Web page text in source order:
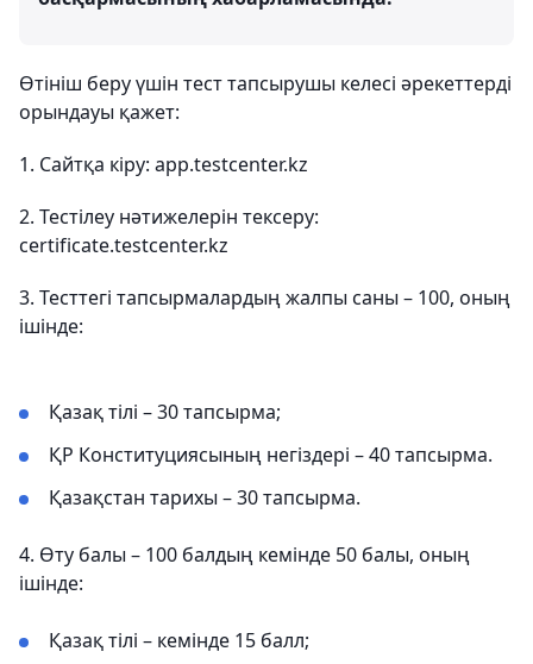
Өтініш беру үшін тест тапсырушы келесі әрекеттерді
орындауы қажет:
1. Сайтқа кіру: app.testcenter.kz
2. Тестілеу нәтижелерін тексеру:
certificate.testcenter.kz
3. Тесттегі тапсырмалардың жалпы саны – 100, оның
ішінде:
Қазақ тілі – 30 тапсырма;
ҚР Конституциясының негіздері – 40 тапсырма.
Қазақстан тарихы – 30 тапсырма.
4. Өту балы – 100 балдың кемінде 50 балы, оның
ішінде:
Қазақ тілі – кемінде 15 балл;